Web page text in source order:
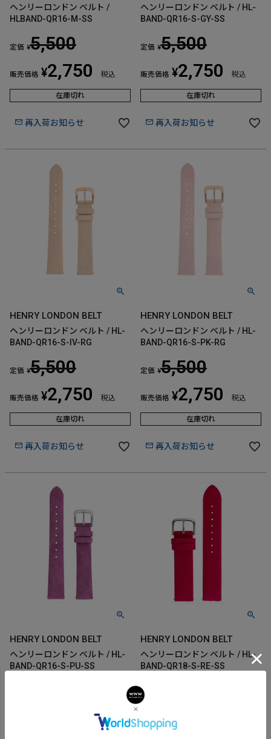
ヘンリーロンドン ベルト /
HLBAND-QR16-M-SS
定価 ¥5,500
販売価格 ¥2,750 税込
在庫切れ
再入荷お知らせ
ヘンリーロンドン ベルト / HL-
BAND-QR16-S-GY-SS
定価 ¥5,500
販売価格 ¥2,750 税込
在庫切れ
再入荷お知らせ
HENRY LONDON BELT
ヘンリーロンドン ベルト / HL-
BAND-QR16-S-IV-RG
定価 ¥5,500
販売価格 ¥2,750 税込
在庫切れ
再入荷お知らせ
HENRY LONDON BELT
ヘンリーロンドン ベルト / HL-
BAND-QR16-S-PK-RG
定価 ¥5,500
販売価格 ¥2,750 税込
在庫切れ
再入荷お知らせ
HENRY LONDON BELT
ヘンリーロンドン ベルト / HL-
BAND-QR16-S-PU-SS
税込
HENRY LONDON BELT
ヘンリーロンドン ベルト / HL-
BAND-QR18-S-RE-SS
定価
販売価格 ¥